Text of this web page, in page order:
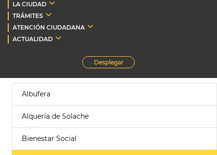
LA CIUDAD
TRÁMITES
ATENCIÓN CIUDADANA
ACTUALIDAD
Desplegar
Albufera
Alquería de Solache
Bienestar Social